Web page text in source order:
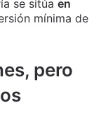
se sitúa en
mínima de
pero